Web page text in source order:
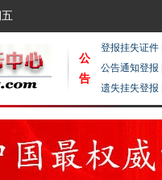
公
告
登报挂失证件
公告通知登报
遗失挂失登报